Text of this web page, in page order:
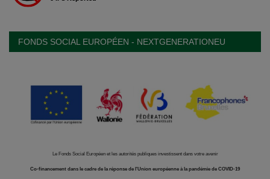
FONDS SOCIAL EUROPÉEN - NEXTGENERATIONEU
Le Fonds Social Européen et les autorités publiques investissent dans votre avenir
Co-financement dans le cadre de la réponse de l'Union européenne à la pandémie de COVID-19